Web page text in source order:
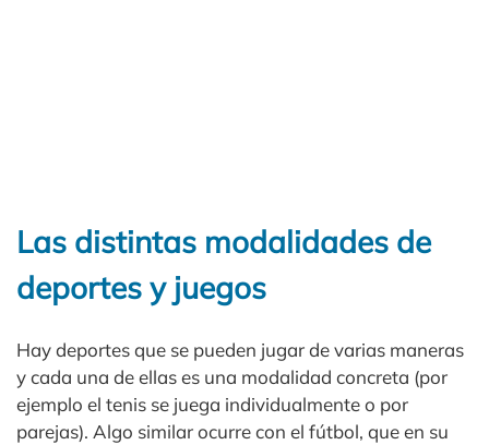
Las distintas modalidades de
deportes y juegos
Hay deportes que se pueden jugar de varias maneras
y cada una de ellas es una modalidad concreta (por
ejemplo el tenis se juega individualmente o por
parejas). Algo similar ocurre con el fútbol, que en su